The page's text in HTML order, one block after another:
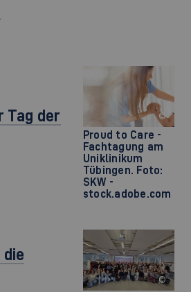
Proud to Care -
Fachtagung am
Uniklinikum
Tübingen. Foto:
SKW -
stock.adobe.com
©
Tag der
©
die